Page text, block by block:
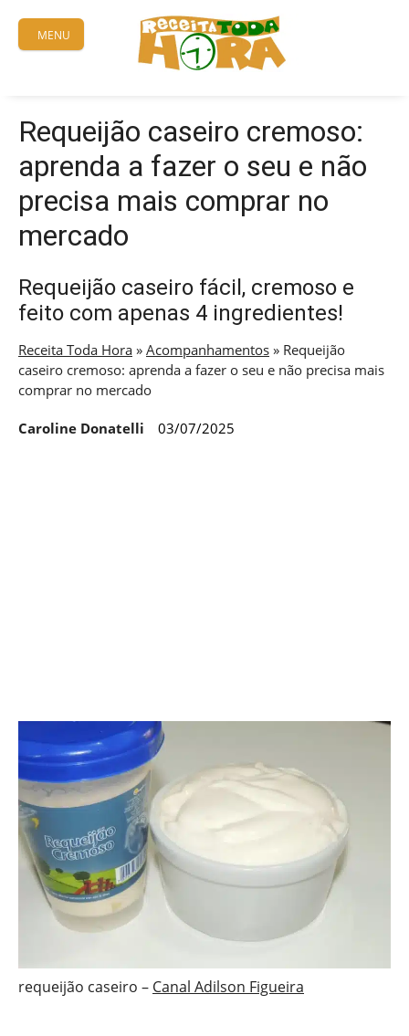
content
MENU
Requeijão caseiro cremoso:
aprenda a fazer o seu e não
precisa mais comprar no
mercado
Requeijão caseiro fácil, cremoso e
feito com apenas 4 ingredientes!
Receita Toda Hora » Acompanhamentos » Requeijão
caseiro cremoso: aprenda a fazer o seu e não precisa mais
comprar no mercado
Caroline Donatelli 03/07/2025
requeijão caseiro – Canal Adilson Figueira